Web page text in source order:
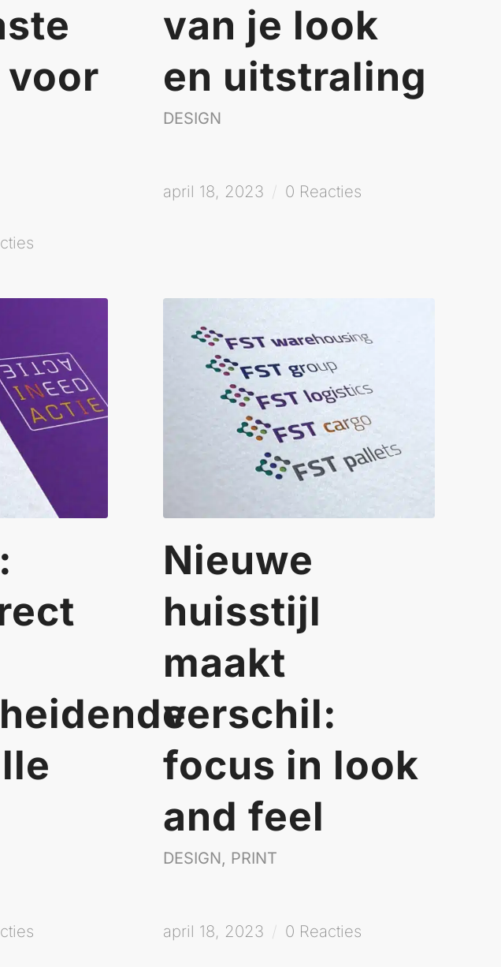
van je look
en uitstraling
DESIGN
april 18, 2023 / 0 Reacties
Nieuwe
huisstijl
maakt
verschil:
focus in look
and feel
DESIGN, PRINT
april 18, 2023 / 0 Reacties